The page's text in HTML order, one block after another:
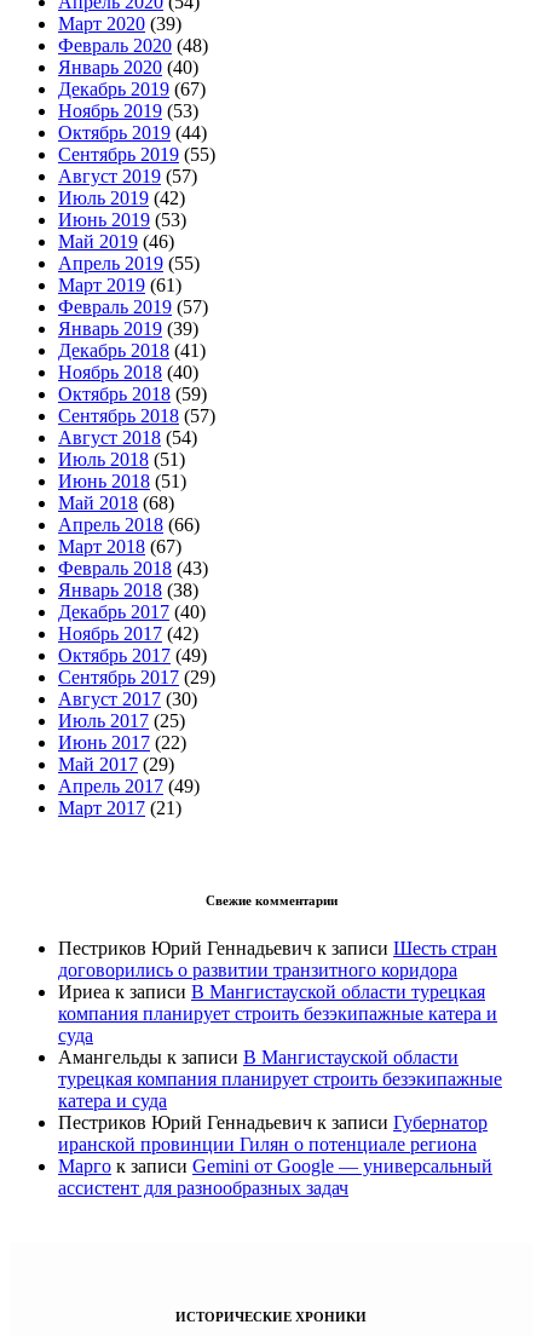
Март 2020 (39)
Февраль 2020 (48)
Январь 2020 (40)
Декабрь 2019 (67)
Ноябрь 2019 (53)
Октябрь 2019 (44)
Сентябрь 2019 (55)
Август 2019 (57)
Июль 2019 (42)
Июнь 2019 (53)
Май 2019 (46)
Апрель 2019 (55)
Март 2019 (61)
Февраль 2019 (57)
Январь 2019 (39)
Декабрь 2018 (41)
Ноябрь 2018 (40)
Октябрь 2018 (59)
Сентябрь 2018 (57)
Август 2018 (54)
Июль 2018 (51)
Июнь 2018 (51)
Май 2018 (68)
Апрель 2018 (66)
Март 2018 (67)
Февраль 2018 (43)
Январь 2018 (38)
Декабрь 2017 (40)
Ноябрь 2017 (42)
Октябрь 2017 (49)
Сентябрь 2017 (29)
Август 2017 (30)
Июль 2017 (25)
Июнь 2017 (22)
Май 2017 (29)
Апрель 2017 (49)
Март 2017 (21)
Свежие комментарии
Пестриков Юрий Геннадьевич к записи Шесть стран
договорились о развитии транзитного коридора
Ириеа к записи В Мангистауской области турецкая
компания планирует строить безэкипажные катера и
суда
Амангельды к записи В Мангистауской области
турецкая компания планирует строить безэкипажные
катера и суда
Пестриков Юрий Геннадьевич к записи Губернатор
иранской провинции Гилян о потенциале региона
Марго к записи Gemini от Google — универсальный
ассистент для разнообразных задач
ИСТОРИЧЕСКИЕ ХРОНИКИ